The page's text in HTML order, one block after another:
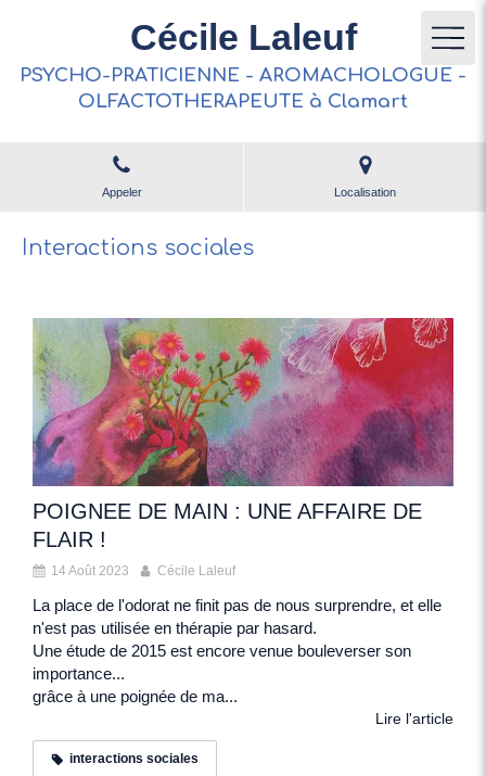
Cécile Laleuf
PSYCHO-PRATICIENNE - AROMACHOLOGUE -
OLFACTOTHERAPEUTE à Clamart
Appeler Localisation
Interactions sociales
POIGNEE DE MAIN : UNE AFFAIRE DE
FLAIR !
14 Août 2023 Cécile Laleuf
La place de l'odorat ne finit pas de nous surprendre, et elle
n'est pas utilisée en thérapie par hasard.
Une étude de 2015 est encore venue bouleverser son
importance...
grâce à une poignée de ma...
Lire l'article
interactions sociales